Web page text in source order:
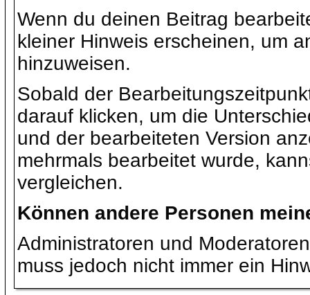
Wenn du deinen Beitrag
kleiner Hinweis erscheinen, um
hinzuweisen.
Sobald der
darauf klicken, um die
und der bearbeiteten Version
mehrmals bearbeitet wurde,
vergleichen.
Können andere Personen
Administratoren und
muss jedoch nicht immer ein